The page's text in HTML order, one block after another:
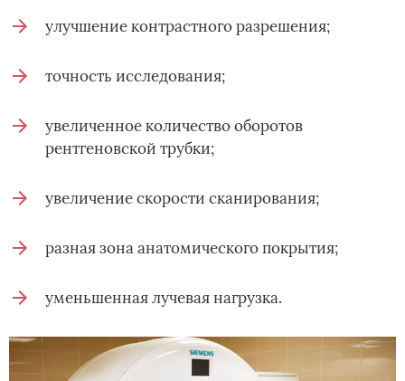
улучшение контрастного разрешения;
точность исследования;
увеличенное количество оборотов
рентгеновской трубки;
увеличение скорости сканирования;
разная зона анатомического покрытия;
уменьшенная лучевая нагрузка.